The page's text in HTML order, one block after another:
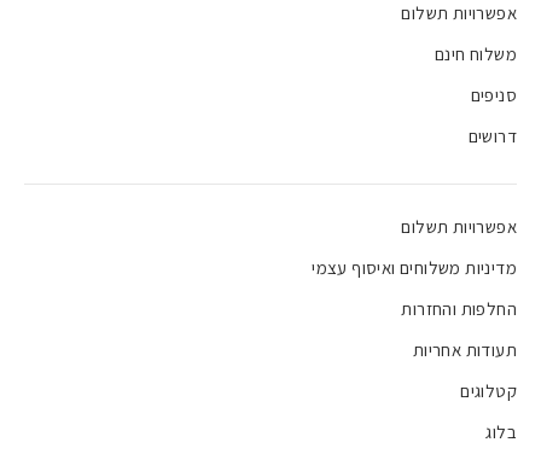
אפשרויות תשלום
משלוח חינם
סניפים
דרושים
אפשרויות תשלום
מדיניות משלוחים ואיסוף עצמי
החלפות והחזרות
תעודות אחריות
קטלוגים
בלוג